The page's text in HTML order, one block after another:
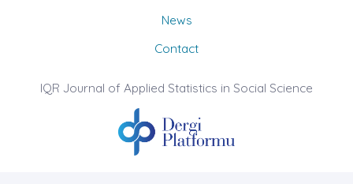
News
Contact
IQR Journal of Applied Statistics in Social Science